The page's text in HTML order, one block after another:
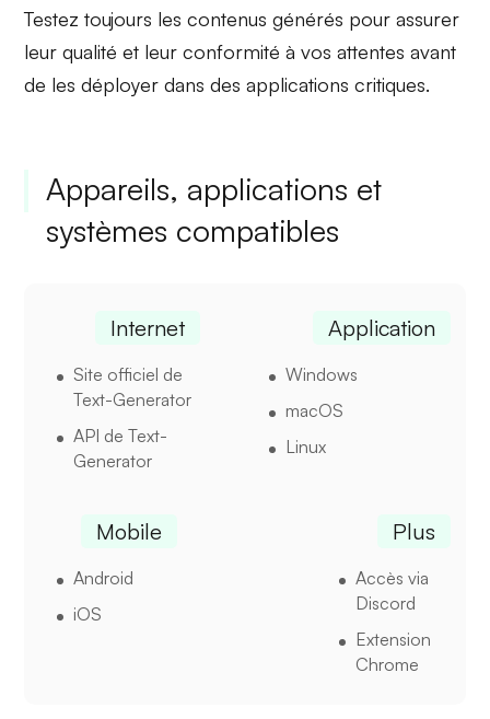
Testez toujours les contenus générés pour assurer
leur qualité et leur conformité à vos attentes avant
de les déployer dans des applications critiques.
Appareils, applications et
systèmes compatibles
Internet
Site officiel de
Text-Generator
API de Text-
Generator
Application
Windows
macOS
Linux
Mobile
Android
iOS
Plus
Accès via
Discord
Extension
Chrome